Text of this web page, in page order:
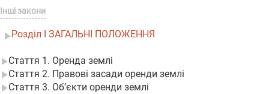
Інші закони
Розділ I ЗАГАЛЬНІ ПОЛОЖЕННЯ
Стаття 1. Оренда землі
Стаття 2. Правові засади оренди землі
Стаття 3. Об’єкти оренди землі